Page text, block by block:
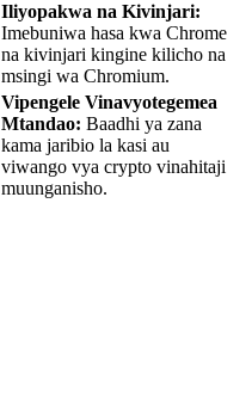
Iliyopakwa na Kivinjari:
Imebuniwa hasa kwa Chrome
na kivinjari kingine kilicho na
msingi wa Chromium.
Vipengele Vinavyotegemea
Mtandao: Baadhi ya zana
kama jaribio la kasi au
viwango vya crypto vinahitaji
muunganisho.